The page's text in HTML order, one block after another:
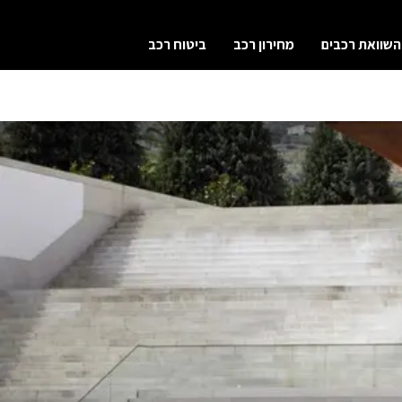
השוואת רכבים מחירון רכב ביטוח רכב